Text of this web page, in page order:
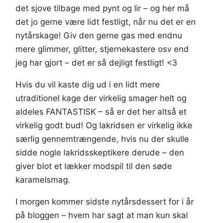
det sjove tilbage med pynt og lir – og her må
det jo gerne være lidt festligt, når nu det er en
nytårskage! Giv den gerne gas med endnu
mere glimmer, glitter, stjernekastere osv end
jeg har gjort – det er så dejligt festligt! <3
Hvis du vil kaste dig ud i en lidt mere
utraditionel kage der virkelig smager helt og
aldeles FANTASTISK – så er det her altså et
virkelig godt bud! Og lakridsen er virkelig ikke
særlig gennemtrængende, hvis nu der skulle
sidde nogle lakridsskeptikere derude – den
giver blot et lækker modspil til den søde
karamelsmag.
I morgen kommer sidste nytårsdessert for i år
på bloggen – hvem har sagt at man kun skal